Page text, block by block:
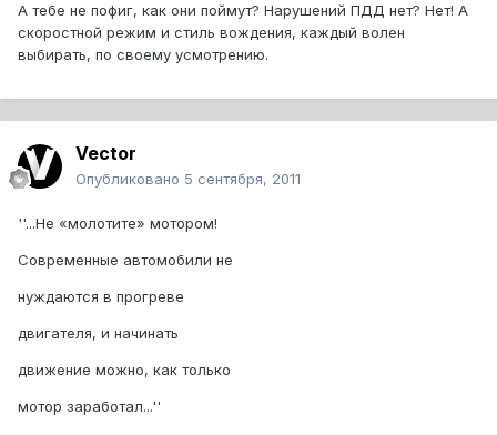
А тебе не пофиг, как они поймут? Нарушений ПДД нет? Нет! А
скоростной режим и стиль вождения, каждый волен
выбирать, по своему усмотрению.
Vector
Опубликовано 5 сентября, 2011
''...Не «молотите» мотором!
Современные автомобили не
нуждаются в прогреве
двигателя, и начинать
движение можно, как только
мотор заработал...''